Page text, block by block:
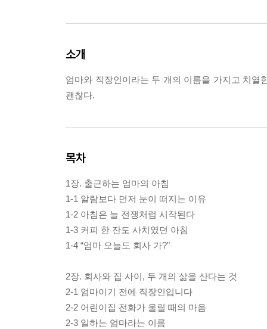
소개
엄마와 직장인이라는 두 개의 이름을 가지고 치
괜찮다.
목차
1장. 출근하는 엄마의 아침
1-1 알람보다 먼저 눈이 떠지는 이유
1-2 아침은 늘 전쟁처럼 시작된다
1-3 커피 한 잔도 사치였던 아침
1-4 “엄마 오늘도 회사 가?”
2장. 회사와 집 사이, 두 개의 삶을 산다는 것
2-1 엄마이기 전에 직장인입니다
2-2 어린이집 전화가 울릴 때의 마음
2-3 일하는 엄마라는 이름